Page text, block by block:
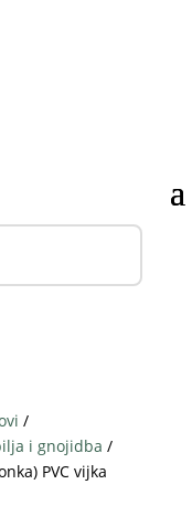
/
i gnojidba /
PVC vijka